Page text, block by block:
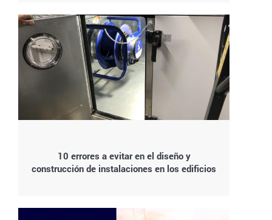
10 errores a evitar en el diseño y
construcción de instalaciones en los edificios